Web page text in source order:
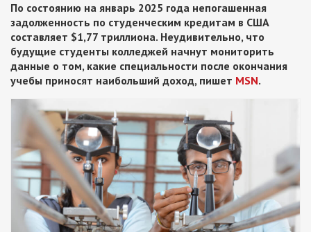
По состоянию на январь 2025 года непогашенная
задолженность по студенческим кредитам в США
составляет $1,77 триллиона. Неудивительно, что
будущие студенты колледжей начнут мониторить
данные о том, какие специальности после окончания
учебы приносят наибольший доход, пишет MSN.